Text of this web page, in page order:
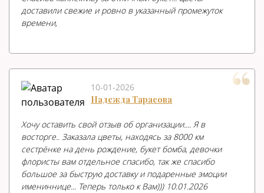
доставили свежие и ровно в указанный промежуток
времени,
10-01-2026
Надежда Тарасова
Хочу оставить свой отзыв об организации.... Я в
восторге.. Заказала цветы, находясь за 8000 км
сестрёнке на день рождение, букет бомба, девочки
флористы вам отдельное спасибо, так же спасибо
большое за быструю доставку и подаренные эмоции
имениннице... Теперь только к Вам))) 10.01.2026